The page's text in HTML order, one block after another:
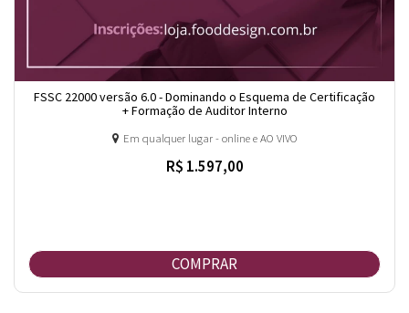
FSSC 22000 versão 6.0 - Dominando o Esquema de Certificação
+ Formação de Auditor Interno
Em qualquer lugar - online e AO VIVO
R$ 1.597,00
COMPRAR